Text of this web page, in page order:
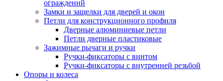
ограждений
Замки и защелки для дверей и окон
Петли для конструкционного профиля
Дверные алюминиевые петли
Петли дверные пластиковые
Зажимные рычаги и ручки
Ручки-фиксаторы c винтом
Ручки-фиксаторы c внутренней резьбой
Опоры и колеса